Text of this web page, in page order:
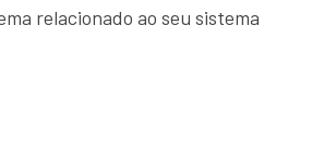
relacionado ao seu sistema